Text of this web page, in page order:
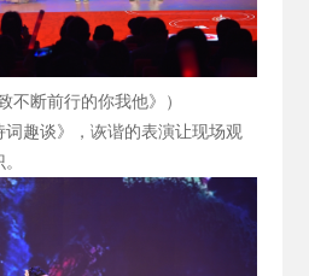
不断前行的你我他》）
词趣谈》，诙谐的表演让现场观